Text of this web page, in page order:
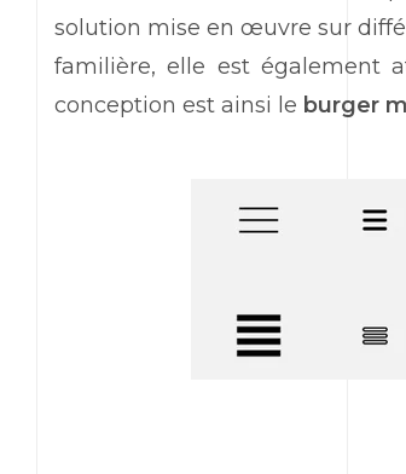
solution mise en œuvre sur
familière, elle est également
conception est ainsi le burger